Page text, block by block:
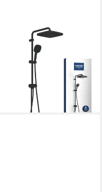
Duschsystem Vitalio Comfort
250 Flex Duschsystem,
schwarz (266982431)
UVP
lieferbar - in 3-4 Werktagen bei dir